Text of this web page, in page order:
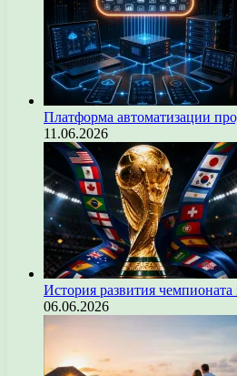
Платформа автоматизации
11.06.2026
История развития
06.06.2026